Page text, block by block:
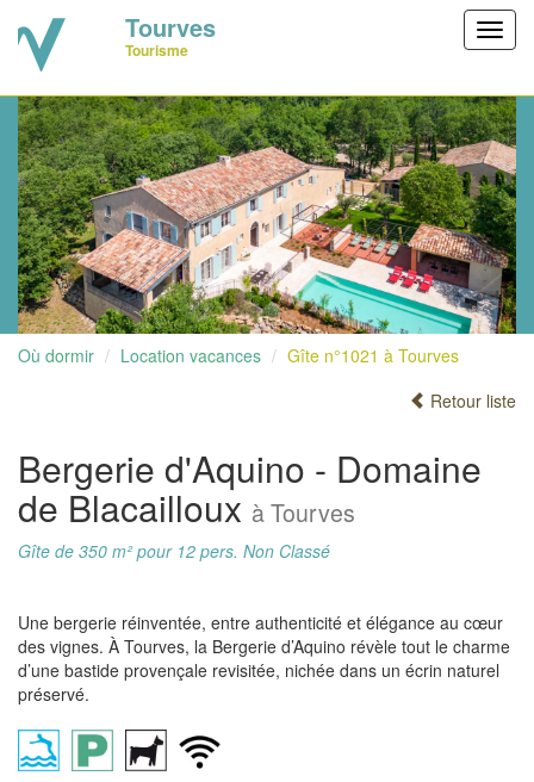
Tourves
Tourisme
Où dormir Location vacances
Gîte n°1021 à Tourves
Retour liste
Bergerie d'Aquino - Domaine
de Blacailloux à Tourves
Gîte de 350 m² pour 12 pers. Non Classé
Une bergerie réinventée, entre authenticité et élégance au cœur
des vignes. À Tourves, la Bergerie d’Aquino révèle tout le charme
d’une bastide provençale revisitée, nichée dans un écrin naturel
préservé.